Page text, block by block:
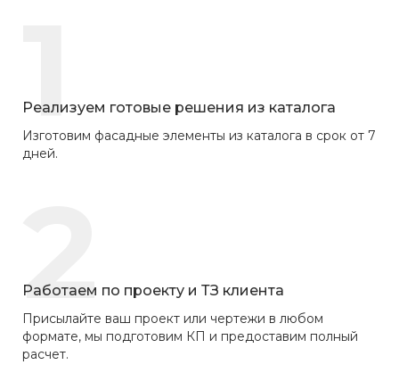
1
Реализуем готовые решения из каталога
Изготовим фасадные элементы из каталога в срок от 7
дней.
2
Работаем по проекту и ТЗ клиента
Присылайте ваш проект или чертежи в любом
формате, мы подготовим КП и предоставим полный
расчет.